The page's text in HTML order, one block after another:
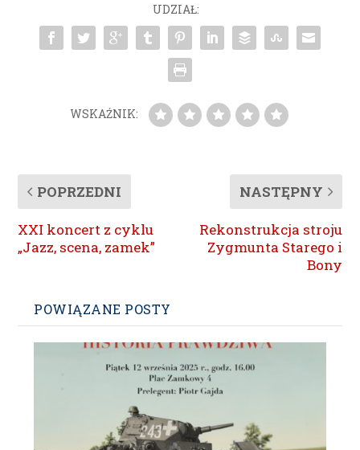
UDZIAŁ:
WSKAŹNIK:
POPRZEDNI
XXI koncert z cyklu
„Jazz, scena, zamek”
NASTĘPNY
Rekonstrukcja stroju
Zygmunta Starego i
Bony
POWIĄZANE POSTY